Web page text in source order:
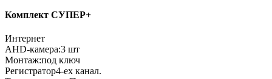
Комплект СУПЕР+
Интернет
AHD-камера:3 шт
Монтаж:под ключ
Регистратор4-ех канал.